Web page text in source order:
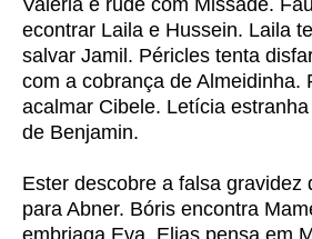
Valéria é rude com Missade.
econtrar Laila e Hussein. Laila
salvar Jamil. Péricles tenta
com a cobrança de Almeidinha.
acalmar Cibele. Letícia
de Benjamin.
Ester descobre a falsa gravidez
para Abner. Bóris encontra
embriaga Eva. Elias pensa em